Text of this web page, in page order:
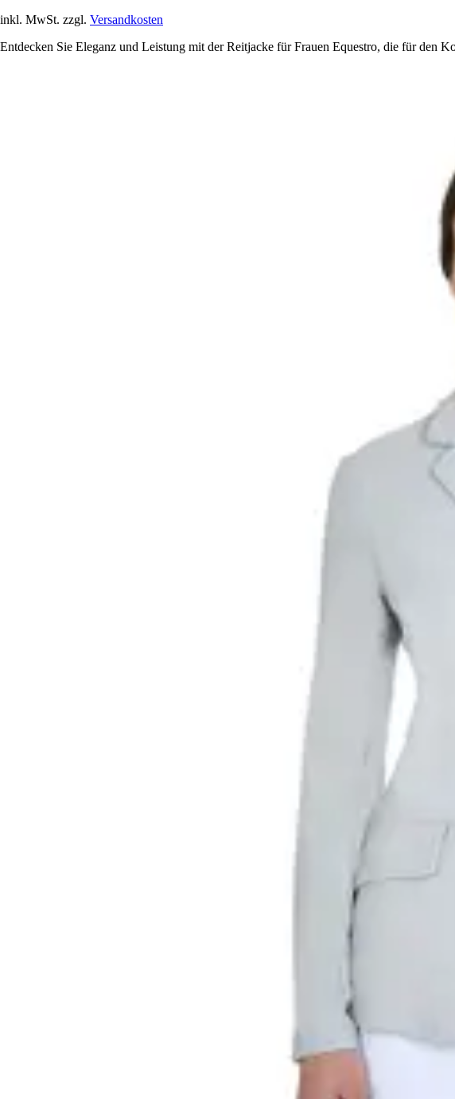
inkl. MwSt. zzgl. Versandkosten
Entdecken Sie Eleganz und Leistung mit der Reitjacke für Frauen Equestro, die für den